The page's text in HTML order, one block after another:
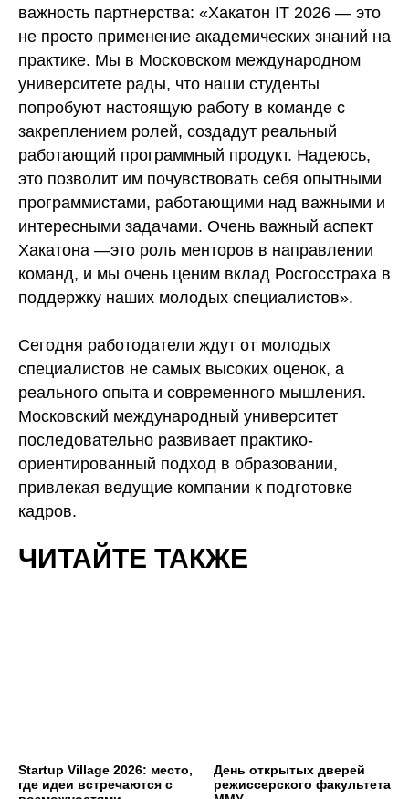
важность партнерства: «Хакатон IT 2026 — это
не просто применение академических знаний на
практике. Мы в Московском международном
университете рады, что наши студенты
попробуют настоящую работу в команде с
закреплением ролей, создадут реальный
работающий программный продукт. Надеюсь,
это позволит им почувствовать себя опытными
программистами, работающими над важными и
интересными задачами. Очень важный аспект
Хакатона —это роль менторов в направлении
команд, и мы очень ценим вклад Росгосстраха в
поддержку наших молодых специалистов».
Сегодня работодатели ждут от молодых
специалистов не самых высоких оценок, а
реального опыта и современного мышления.
Московский международный университет
последовательно развивает практико-
ориентированный подход в образовании,
привлекая ведущие компании к подготовке
кадров.
ЧИТАЙТЕ ТАКЖЕ
Startup Village 2026: место,
где идеи встречаются с
День открытых дверей
режиссерского факультета